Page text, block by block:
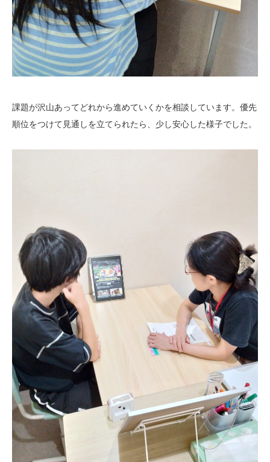
課題が沢山あってどれから進めていくかを相談しています。優先
順位をつけて見通しを立てられたら、少し安心した様子でした。